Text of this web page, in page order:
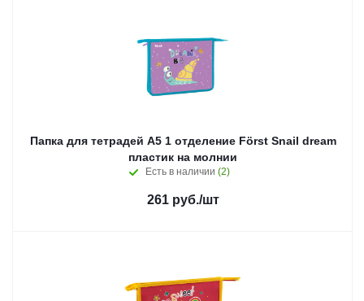
Папка для тетрадей А5 1 отделение Först Snail dream
пластик на молнии
Есть в наличии (2)
261руб./шт